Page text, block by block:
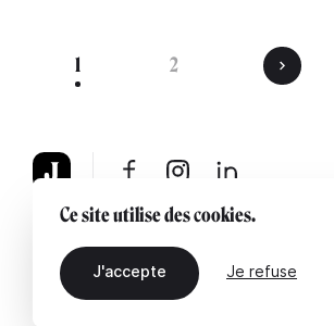
1 2
À propos Mentions légales Contactez-nous
Ce site utilise des cookies.
J'accepte Je refuse